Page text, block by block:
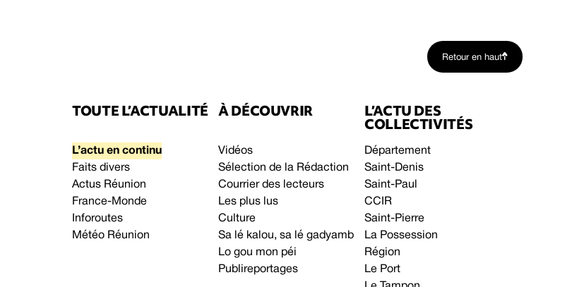
Retour en haut
TOUTE L’ACTUALITÉ
L’actu en continu
Faits divers
Actus Réunion
France-Monde
Inforoutes
Météo Réunion
À DÉCOUVRIR
Vidéos
Sélection de la Rédaction
Courrier des lecteurs
Les plus lus
Culture
Sa lé kalou, sa lé gadyamb
Lo gou mon péi
Publireportages
L’ACTU DES
COLLECTIVITÉS
Département
Saint-Denis
Saint-Paul
CCIR
Saint-Pierre
La Possession
Région
Le Port